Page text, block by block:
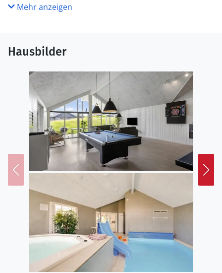
Spielen und einer Bar bietet Unterhaltung für alle
Das Haus hat 12 Doppelzimmer, verteilt auf vier
Bereiche, jedes mit eigenem Bad, sowie zusätzliche
Schlafmöglichkeiten auf zwei Dachböden. Bitte
beachten Sie, dass dieses VillaVilla-Haus nicht an
Jugendgruppen vermietet wird.
Mehr anzeigen
Hausbilder